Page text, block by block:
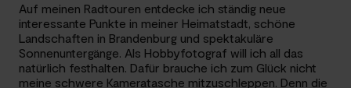
Auf meinen Radtouren entdecke ich ständig neue
interessante Punkte in meiner Heimatstadt, schöne
Landschaften in Brandenburg und spektakuläre
Sonnenuntergänge. Als Hobbyfotograf will ich all das
natürlich festhalten. Dafür brauche ich zum Glück nicht
meine schwere Kameratasche mitzuschleppen. Denn die